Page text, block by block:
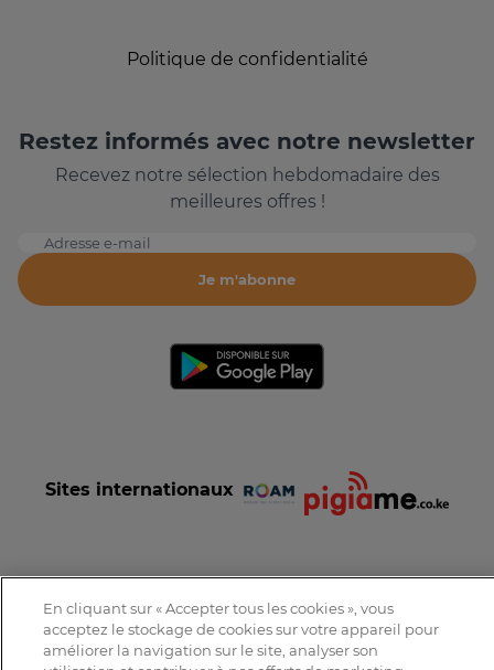
Politique de confidentialité
Restez informés avec notre newsletter
Recevez notre sélection hebdomadaire des
meilleures offres !
Adresse e-mail
Je m'abonne
Sites internationaux
Conditions et Charte d'utilisation
Politique de confidentialité
Tous droits réservés © 2016-2026 Expat-Dakar
En cliquant sur « Accepter tous les cookies », vous
acceptez le stockage de cookies sur votre appareil pour
améliorer la navigation sur le site, analyser son